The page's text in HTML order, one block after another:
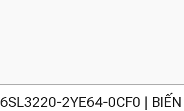
6SL3220-2YE64-0CF0 |